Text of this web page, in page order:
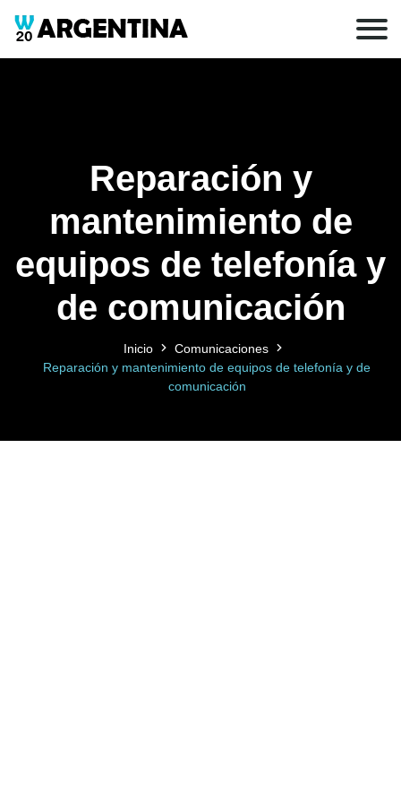
Reparación y
mantenimiento de
equipos de telefonía y
de comunicación
Inicio
Comunicaciones
Reparación y mantenimiento de equipos de telefonía y de
comunicación